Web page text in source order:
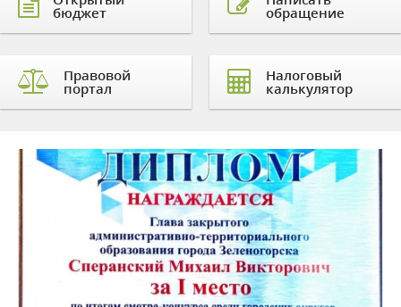
бюджет
Правовой
портал
обращение
Налоговый
калькулятор